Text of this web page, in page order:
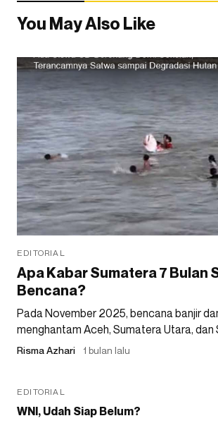
You May Also Like
EDITORIAL
Apa Kabar Sumatera 7 Bulan
Bencana?
Pada November 2025, bencana banjir
menghantam Aceh, Sumatera Utara, dan
Risma Azhari 1 bulan lalu
EDITORIAL
WNI, Udah Siap Belum?